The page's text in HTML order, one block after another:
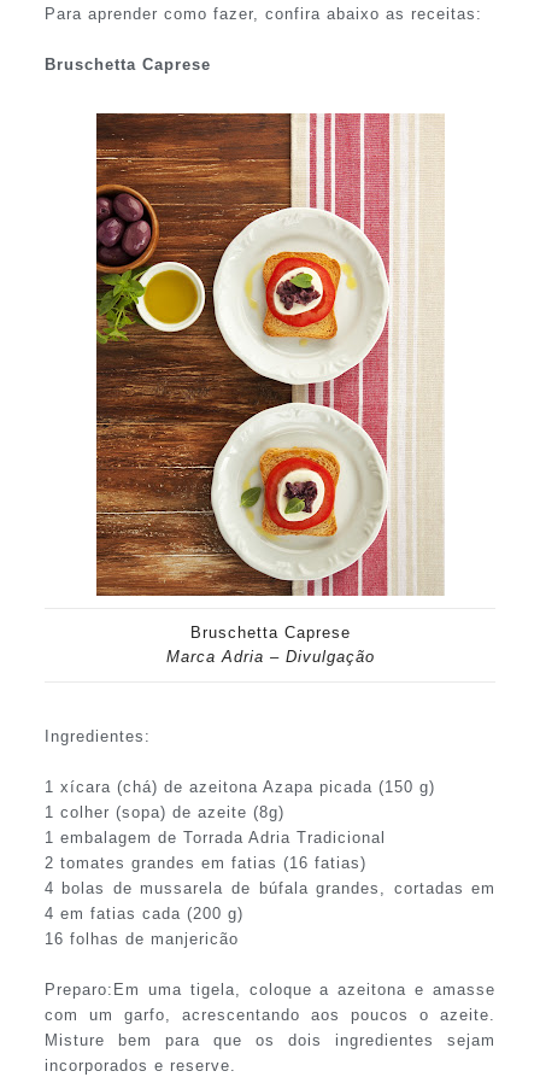
Para aprender como fazer, confira abaixo as receitas:
Bruschetta Caprese
Bruschetta Caprese
Marca Adria – Divulgação
Ingredientes:
1 xícara (chá) de azeitona Azapa picada (150 g)
1 colher (sopa) de azeite (8g)
1 embalagem de Torrada Adria Tradicional
2 tomates grandes em fatias (16 fatias)
4 bolas de mussarela de búfala grandes, cortadas em
4 em fatias cada (200 g)
16 folhas de manjericão
Preparo:Em uma tigela, coloque a azeitona e amasse
com um garfo, acrescentando aos poucos o azeite.
Misture bem para que os dois ingredientes sejam
incorporados e reserve.